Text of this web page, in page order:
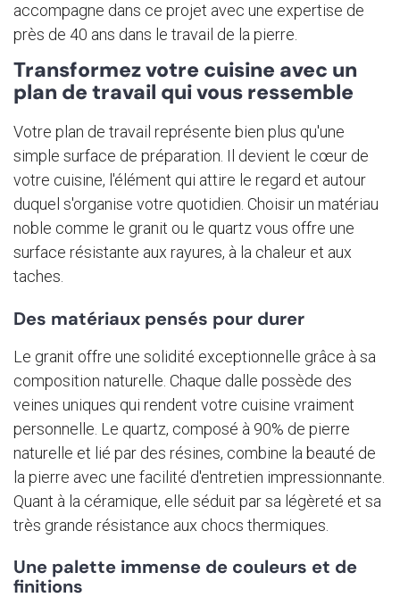
accompagne dans ce projet avec une expertise de
près de 40 ans dans le travail de la pierre.
Transformez votre cuisine avec un
plan de travail qui vous ressemble
Votre plan de travail représente bien plus qu'une
simple surface de préparation. Il devient le cœur de
votre cuisine, l'élément qui attire le regard et autour
duquel s'organise votre quotidien. Choisir un matériau
noble comme le granit ou le quartz vous offre une
surface résistante aux rayures, à la chaleur et aux
taches.
Des matériaux pensés pour durer
Le granit offre une solidité exceptionnelle grâce à sa
composition naturelle. Chaque dalle possède des
veines uniques qui rendent votre cuisine vraiment
personnelle. Le quartz, composé à 90% de pierre
naturelle et lié par des résines, combine la beauté de
la pierre avec une facilité d'entretien impressionnante.
Quant à la céramique, elle séduit par sa légèreté et sa
très grande résistance aux chocs thermiques.
Une palette immense de couleurs et de
finitions